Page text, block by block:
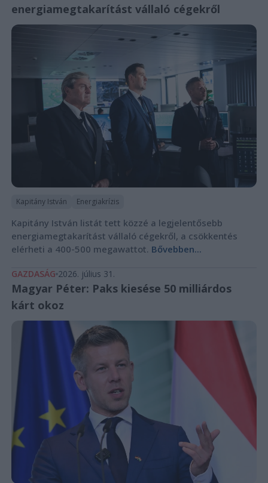
energiamegtakarítást vállaló cégekről
Kapitány István Energiakrízis
Kapitány István listát tett közzé a legjelentősebb
energiamegtakarítást vállaló cégekről, a csökkentés
elérheti a 400-500 megawattot. Bővebben...
GAZDASÁG 2026. július 31.
Magyar Péter: Paks kiesése 50 milliárdos
kárt okoz